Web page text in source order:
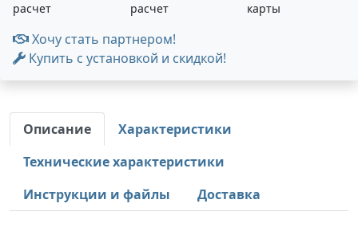
расчет
расчет
карты
Хочу стать партнером!
Купить с установкой и скидкой!
Описание
Характеристики
Технические характеристики
Инструкции и файлы
Доставка